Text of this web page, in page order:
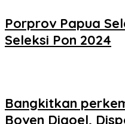
Porprov Papua
Seleksi Pon 2024
Bangkitkan
Boven Digoel,